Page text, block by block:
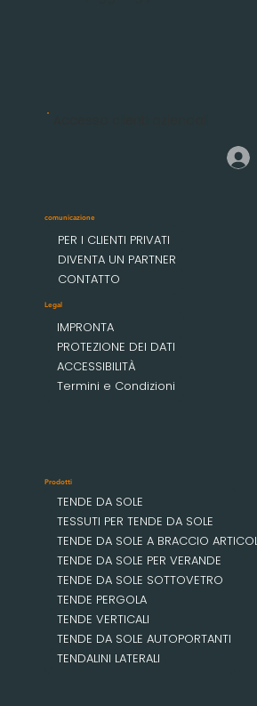
Prodotti
TENDE DA SOLE
TESSUTI PER TENDE DA SOLE
TENDE DA SOLE A BRACCIO
TENDE DA SOLE PER VERANDE
TENDE DA SOLE SOTTOVETRO
TENDE PERGOLA
TENDE VERTICALI
TENDE DA SOLE AUTOPORTANTI
TENDALINI LATERALI
comunicazione
PER I CLIENTI PRIVATI
DIVENTA UN PARTNER
CONTATTO
Legal
IMPRONTA
PROTEZIONE DEI DATI
ACCESSIBILITÀ
Termini e Condizioni